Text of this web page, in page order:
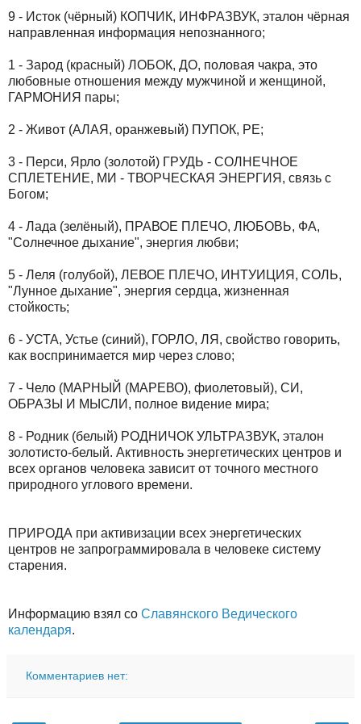
9 - Исток (чёрный) КОПЧИК, ИНФРАЗВУК, эталон чёрная
направленная информация непознанного;
1 - Зарод (красный) ЛОБОК, ДО, половая чакра, это
любовные отношения между мужчиной и женщиной,
ГАРМОНИЯ пары;
2 - Живот (АЛАЯ, оранжевый) ПУПОК, РЕ;
3 - Перси, Ярло (золотой) ГРУДЬ - СОЛНЕЧНОЕ
СПЛЕТЕНИЕ, МИ - ТВОРЧЕСКАЯ ЭНЕРГИЯ, связь с
Богом;
4 - Лада (зелёный), ПРАВОЕ ПЛЕЧО, ЛЮБОВЬ, ФА,
"Солнечное дыхание", энергия любви;
5 - Леля (голубой), ЛЕВОЕ ПЛЕЧО, ИНТУИЦИЯ, СОЛЬ,
"Лунное дыхание", энергия сердца, жизненная
стойкость;
6 - УСТА, Устье (синий), ГОРЛО, ЛЯ, свойство говорить,
как воспринимается мир через слово;
7 - Чело (МАРНЫЙ (МАРЕВО), фиолетовый), СИ,
ОБРАЗЫ И МЫСЛИ, полное видение мира;
8 - Родник (белый) РОДНИЧОК УЛЬТРАЗВУК, эталон
золотисто-белый. Активность энергетических центров и
всех органов человека зависит от точного местного
природного углового времени.
ПРИРОДА при активизации всех энергетических
центров не запрограммировала в человеке систему
старения.
Информацию взял со Славянского Ведического
календаря.
Комментариев нет: